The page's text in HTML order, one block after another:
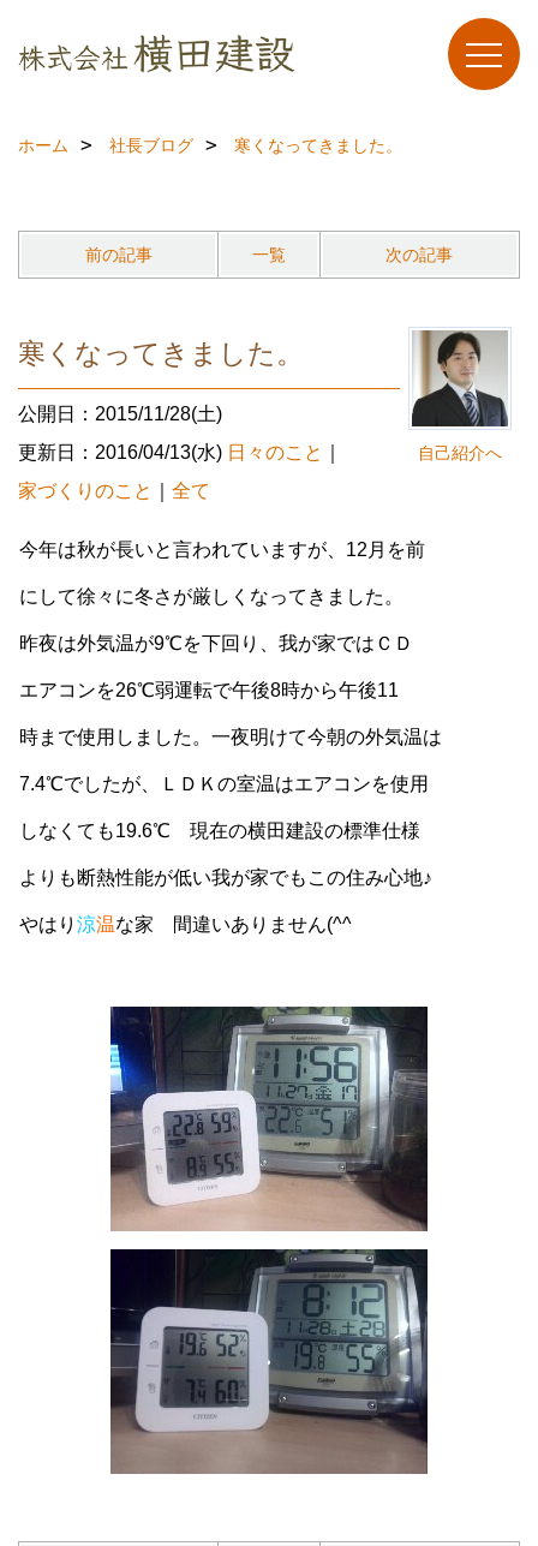
ホーム 社長ブログ 寒くなってきました。
前の記事 一覧 次の記事
自己紹介へ
寒くなってきました。
公開日：2015/11/28(土)
更新日：2016/04/13(水) 日々のこと
家づくりのこと
全て
今年は秋が長いと言われていますが、12月を前
にして徐々に冬さが厳しくなってきました。
昨夜は外気温が9℃を下回り、我が家ではＣＤ
エアコンを26℃弱運転で午後8時から午後11
時まで使用しました。一夜明けて今朝の外気温は
7.4℃でしたが、ＬＤＫの室温はエアコンを使用
しなくても19.6℃ 現在の横田建設の標準仕様
よりも断熱性能が低い我が家でもこの住み心地♪
やはり 涼温な家 間違いありません(^^